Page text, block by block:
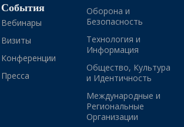
События
Вебинары
Визиты
Конференции
Пресса
Оборона и
Безопасность
Технология и
Информация
Общество, Культура
и Идентичность
Международные и
Региональные
Организации